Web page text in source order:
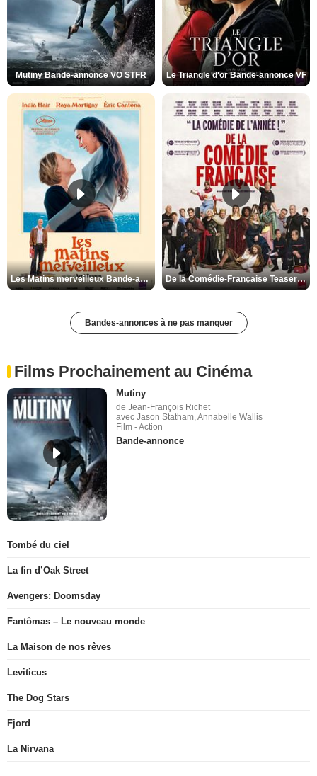
Mutiny Bande-annonce VO STFR Le Triangle d'or Bande-annonce VF
Les Matins merveilleux Bande-annonce VF De la Comédie-Française Teaser VF
Bandes-annonces à ne pas manquer
Films Prochainement au Cinéma
Mutiny
de Jean-François Richet
avec Jason Statham, Annabelle Wallis
Film - Action
Bande-annonce
Tombé du ciel
La fin d’Oak Street
Avengers: Doomsday
Fantômas – Le nouveau monde
La Maison de nos rêves
Leviticus
The Dog Stars
Fjord
La Nirvana